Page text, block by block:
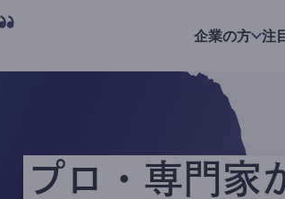
企業の方 注
プロ・専門家